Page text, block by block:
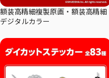
額装高精細複製原画・額装高精細
デジタルカラー